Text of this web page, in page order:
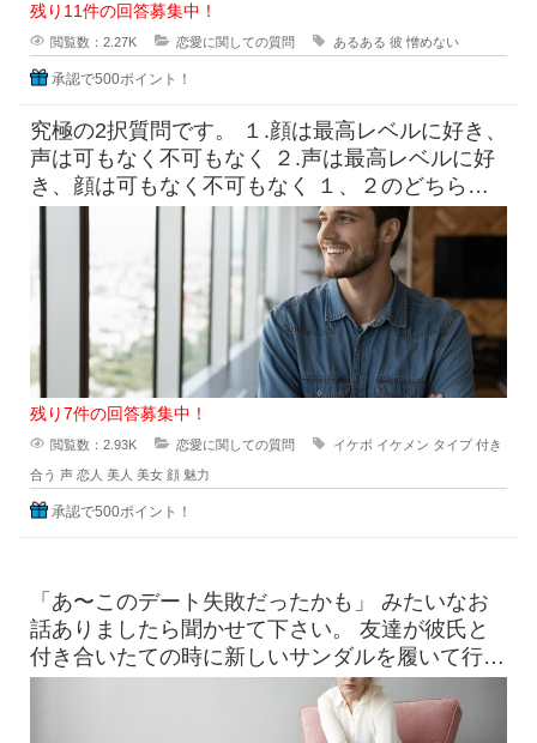
残り11件の回答募集中！
閲覧数：2.27K 恋愛に関しての質問 あるある 彼 憎めない
承認で500ポイント！
究極の2択質問です。 １.顔は最高レベルに好き、
声は可もなく不可もなく ２.声は最高レベルに好
き、顔は可もなく不可もなく １、２のどちらに
惹かれま
残り7件の回答募集中！
閲覧数：2.93K 恋愛に関しての質問 イケボ イケメン タイプ 付き
合う 声 恋人 美人 美女 顔 魅力
承認で500ポイント！
「あ〜このデート失敗だったかも」 みたいなお
話ありましたら聞かせて下さい。 友達が彼氏と
付き合いたての時に新しいサンダルを履いて行っ
たら、見事に靴擦れを